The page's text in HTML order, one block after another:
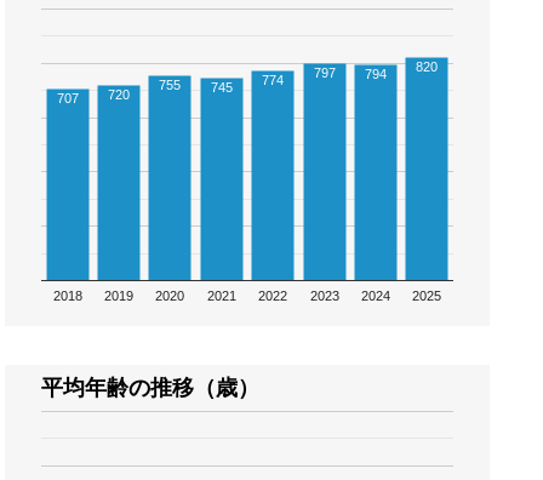
2018 2019 2020 2021 2022 2023 2024 2025
707 720
755 745 774 797 794 820
平均年齢の推移（歳）